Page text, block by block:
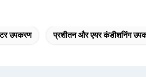
उपकरण प्रशीतन और एयर कंडीशनिंग